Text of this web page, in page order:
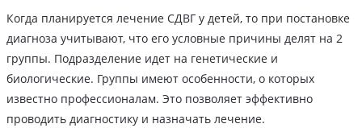
Когда планируется лечение СДВГ у детей, то при постановке
диагноза учитывают, что его условные причины делят на 2
группы. Подразделение идет на генетические и
биологические. Группы имеют особенности, о которых
известно профессионалам. Это позволяет эффективно
проводить диагностику и назначать лечение.